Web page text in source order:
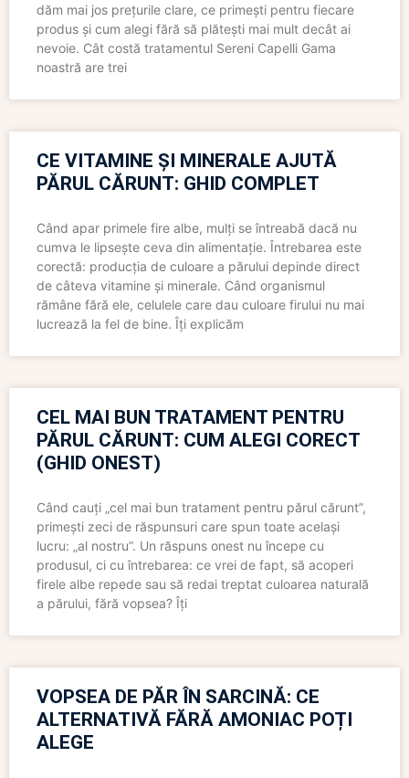
dăm mai jos prețurile clare, ce primești pentru fiecare
produs și cum alegi fără să plătești mai mult decât ai
nevoie. Cât costă tratamentul Sereni Capelli Gama
noastră are trei
CE VITAMINE ȘI MINERALE AJUTĂ
PĂRUL CĂRUNT: GHID COMPLET
Când apar primele fire albe, mulți se întreabă dacă nu
cumva le lipsește ceva din alimentație. Întrebarea este
corectă: producția de culoare a părului depinde direct
de câteva vitamine și minerale. Când organismul
rămâne fără ele, celulele care dau culoare firului nu mai
lucrează la fel de bine. Îți explicăm
CEL MAI BUN TRATAMENT PENTRU
PĂRUL CĂRUNT: CUM ALEGI CORECT
(GHID ONEST)
Când cauți „cel mai bun tratament pentru părul cărunt”,
primești zeci de răspunsuri care spun toate același
lucru: „al nostru”. Un răspuns onest nu începe cu
produsul, ci cu întrebarea: ce vrei de fapt, să acoperi
firele albe repede sau să redai treptat culoarea naturală
a părului, fără vopsea? Îți
VOPSEA DE PĂR ÎN SARCINĂ: CE
ALTERNATIVĂ FĂRĂ AMONIAC POȚI
ALEGE